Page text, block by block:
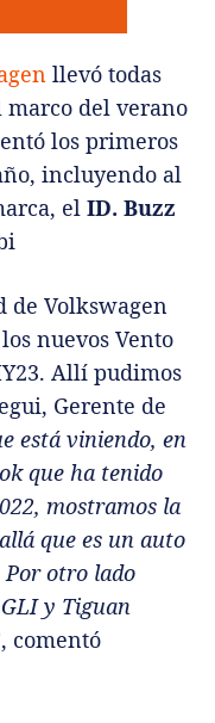
llevó todas
marco del verano
los primeros
incluyendo al
el ID. Buzz
de Volkswagen
nuevos Vento
Allí pudimos
Gerente de
está viniendo, en
que ha tenido
mostramos la
que es un auto
Por otro lado
y Tiguan
comentó